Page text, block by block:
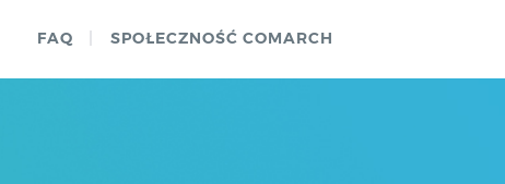
FAQ SPOŁECZNOŚĆ COMARCH